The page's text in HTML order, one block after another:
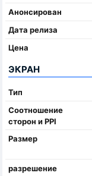
Анонсирован
Дата релиза
Цена
ЭКРАН
Тип
Соотношение
сторон и PPI
Размер
разрешение